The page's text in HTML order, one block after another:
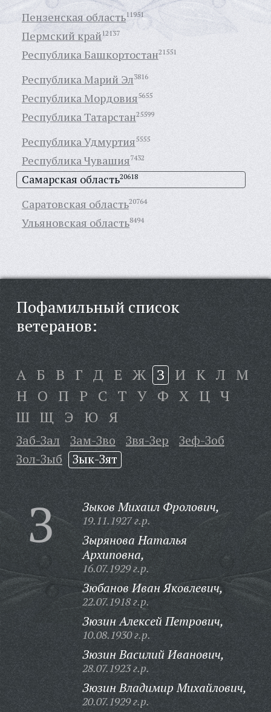
Пензенская область11951
Пермский край 12137
Республика Башкортостан21551
Республика Марий Эл3816
Республика Мордовия5655
Республика Татарстан25599
Республика Удмуртия5555
Республика Чувашия7432
Самарская область20618
Саратовская область20764
Ульяновская область8494
Пофамильный список
ветеранов:
А Б В Г Д Е Ж З И К Л М
Н О П Р С Т У Ф Х Ц Ч
Ш Щ Э Ю Я
Заб-Зал Зам-Зво Звя-Зер
Зеф-Зоб
Зол-Зыб
Зык-Зят
З Зыков Михаил Фролович,
19.11.1927 г.р.
Зырянова Наталья
Архиповна,
16.07.1929 г.р.
Зюбанов Иван Яковлевич,
22.07.1918 г.р.
Зюзин Алексей Петрович,
10.08.1930 г.р.
Зюзин Василий Иванович,
28.07.1923 г.р.
Зюзин Владимир Михайлович,
20.07.1929 г.р.